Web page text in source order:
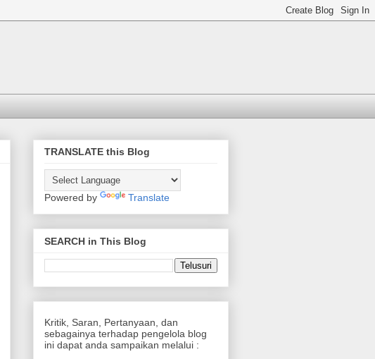
TRANSLATE this Blog
Powered by Translate
SEARCH in This Blog
Kritik, Saran, Pertanyaan, dan
sebagainya terhadap pengelola blog
ini dapat anda sampaikan melalui :